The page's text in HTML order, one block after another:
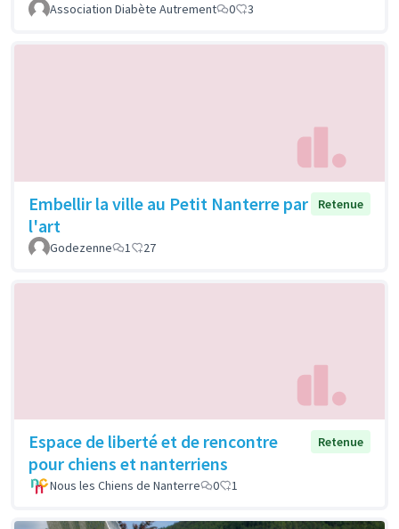
Association Diabète Autrement
0 3
Embellir la ville au Petit Nanterre par
l'art
Retenue
Godezenne 1 27
Espace de liberté et de rencontre
pour chiens et nanterriens
Retenue
Nous les Chiens de Nanterre 0 1